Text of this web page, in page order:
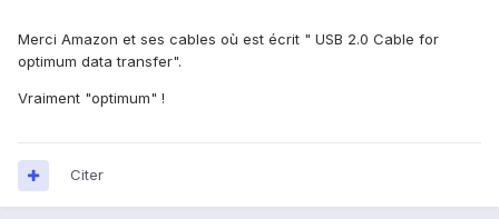
Merci Amazon et ses cables où est écrit " USB 2.0 Cable for
optimum data transfer".
Vraiment "optimum" !
Citer